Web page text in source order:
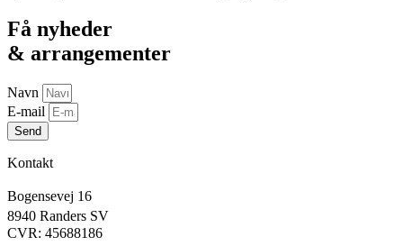
Få nyheder
& arrangementer
Navn
E-mail
Send
Kontakt
Bogensevej 16
8940 Randers SV
CVR: 45688186